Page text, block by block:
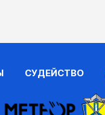
СУДЕЙСТВО